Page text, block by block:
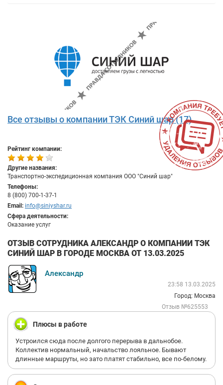
Все отзывы о компании ТЭК Синий шар (17)
Рейтинг компании:
Другие названия:
Транспортно-экспедиционная компания ООО "Синий шар"
Телефоны:
8 (800) 700-1-37-1
Email: info@siniyshar.ru
Сфера деятельности:
Оказание услуг
ОТЗЫВ СОТРУДНИКА АЛЕКСАНДР О КОМПАНИИ ТЭК
СИНИЙ ШАР В ГОРОДЕ МОСКВА ОТ 13.03.2025
Александр
23:58 13.03.2025
Город: Москва
Отзыв №625553
Плюсы в работе
Устроился сюда после долгого перерыва в дальнобое.
Коллектив нормальный, начальство лояльное. Бывают
длинные маршруты, но зато платят стабильно, все по-белому.